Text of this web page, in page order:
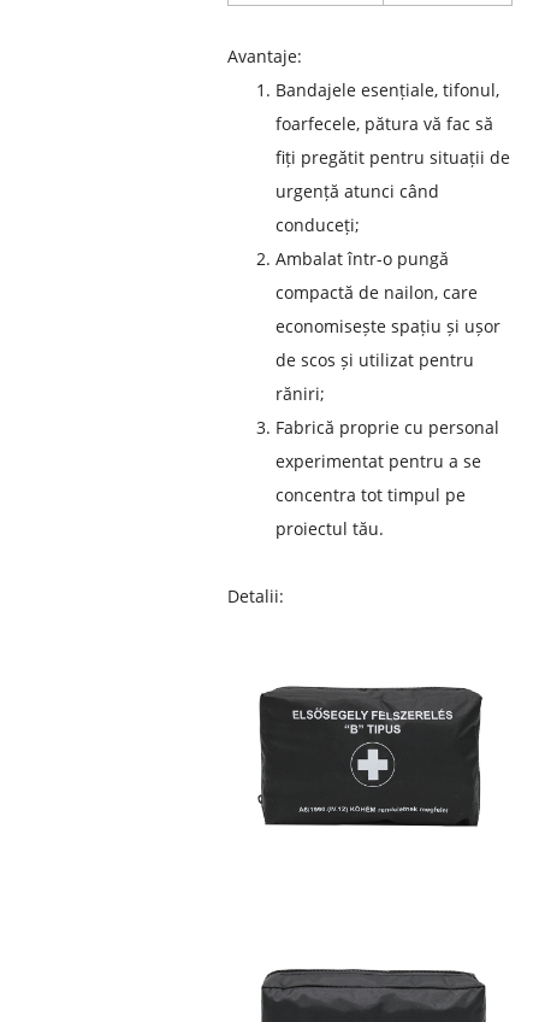
Avantaje:
Bandajele esențiale, tifonul,
foarfecele, pătura vă fac să
fiți pregătit pentru situații de
urgență atunci când
conduceți;
Ambalat într-o pungă
compactă de nailon, care
economisește spațiu și ușor
de scos și utilizat pentru
răniri;
Fabrică proprie cu personal
experimentat pentru a se
concentra tot timpul pe
proiectul tău.
Detalii: